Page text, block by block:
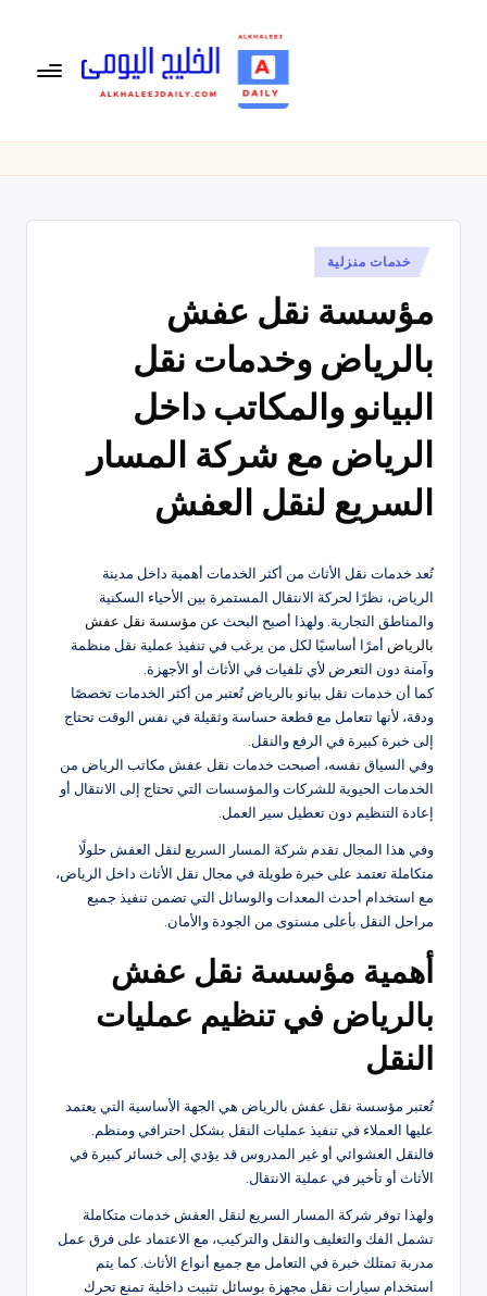
خ
ج
ال
يو
ى
متابعة
العربى
الرياضية
والسياسية
والاقتصادية.
نُشر
في
خدمات منزلية
مؤسسة نقل عفش
بالرياض وخدمات نقل
البيانو والمكاتب داخل
الرياض مع شركة المسار
السريع لنقل العفش
تُعد خدمات نقل الأثاث من أكثر الخدمات أهمية داخل مدينة
الرياض، نظرًا لحركة الانتقال المستمرة بين الأحياء السكنية
والمناطق التجارية. ولهذا أصبح البحث عن مؤسسة نقل عفش
بالرياض أمرًا أساسيًا لكل من يرغب في تنفيذ عملية نقل منظمة
وآمنة دون التعرض لأي تلفيات في الأثاث أو الأجهزة.
كما أن خدمات نقل بيانو بالرياض تُعتبر من أكثر الخدمات تخصصًا
ودقة، لأنها تتعامل مع قطعة حساسة وثقيلة في نفس الوقت تحتاج
إلى خبرة كبيرة في الرفع والنقل.
وفي السياق نفسه، أصبحت خدمات نقل عفش مكاتب الرياض من
الخدمات الحيوية للشركات والمؤسسات التي تحتاج إلى الانتقال أو
إعادة التنظيم دون تعطيل سير العمل.
وفي هذا المجال تقدم شركة المسار السريع لنقل العفش حلولًا
متكاملة تعتمد على خبرة طويلة في مجال نقل الأثاث داخل الرياض،
مع استخدام أحدث المعدات والوسائل التي تضمن تنفيذ جميع
مراحل النقل بأعلى مستوى من الجودة والأمان.
أهمية مؤسسة نقل عفش
بالرياض في تنظيم عمليات
النقل
تُعتبر مؤسسة نقل عفش بالرياض هي الجهة الأساسية التي يعتمد
عليها العملاء في تنفيذ عمليات النقل بشكل احترافي ومنظم.
فالنقل العشوائي أو غير المدروس قد يؤدي إلى خسائر كبيرة في
الأثاث أو تأخير في عملية الانتقال.
ولهذا توفر شركة المسار السريع لنقل العفش خدمات متكاملة
تشمل الفك والتغليف والنقل والتركيب، مع الاعتماد على فرق عمل
مدربة تمتلك خبرة في التعامل مع جميع أنواع الأثاث. كما يتم
استخدام سيارات نقل مجهزة بوسائل تثبيت داخلية تمنع تحرك